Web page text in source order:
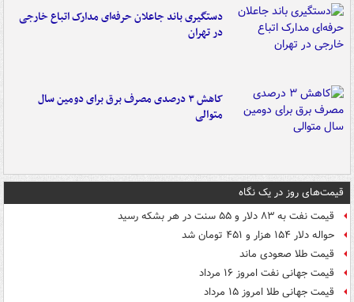
دستگیری باند جاعلان حرفه‌ای مدارک اتباع خارجی
در تهران
کاهش ۳ درصدی مصرف برق برای دومین سال
متوالی
قیمت‌های روز در یک نگاه
قیمت نفت به ۸۳ دلار و ۵۵ سنت در هر بشکه رسید
حواله دلار ۱۵۴ هزار و ۴۵۱ تومان شد
قیمت طلا صعودی ماند
قیمت جهانی نفت امروز ۱۶ مرداد
قیمت جهانی طلا امروز ۱۵ مرداد